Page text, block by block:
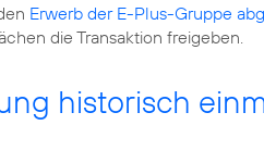
Erwerb der E-Plus-Gruppe
die Transaktion freigeben.
historisch